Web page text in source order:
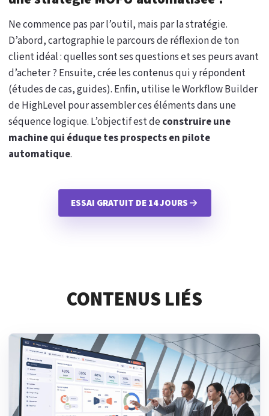
Ne commence pas par l’outil, mais par la stratégie.
D’abord, cartographie le parcours de réflexion de ton
client idéal : quelles sont ses questions et ses peurs avant
d’acheter ? Ensuite, crée les contenus qui y répondent
(études de cas, guides). Enfin, utilise le Workflow Builder
de HighLevel pour assembler ces éléments dans une
séquence logique. L’objectif est deconstruire une
machine qui éduque tes prospects en pilote
automatique.
ESSAI GRATUIT DE 14 JOURS
CONTENUS LIÉS